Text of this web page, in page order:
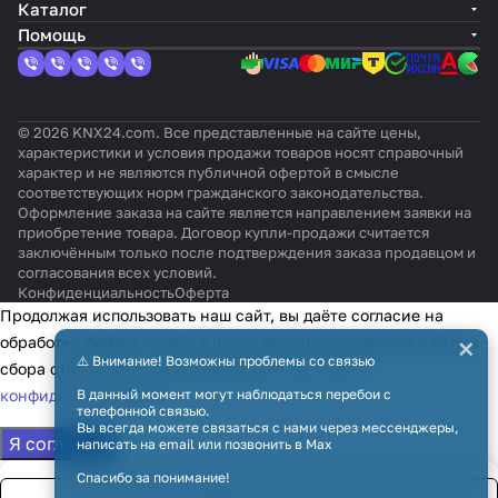
ый
FM
ь
нный 010
стал
ь
мпа
нь
Каталог
Помощь
© 2026 KNX24.com. Все представленные на сайте цены,
характеристики и условия продажи товаров носят справочный
характер и не являются публичной офертой в смысле
соответствующих норм гражданского законодательства.
Оформление заказа на сайте является направлением заявки на
приобретение товара. Договор купли-продажи считается
заключённым только после подтверждения заказа продавцом и
согласования всех условий.
КонфиденциальностьОферта
⚠️ Внимание! Возможны проблемы со связью
В данный момент могут наблюдаться перебои с
телефонной связью.
Вы всегда можете связаться с нами через мессенджеры,
написать на email или позвонить в Max
Спасибо за понимание!
×
Продолжая использовать наш сайт, вы даёте согласие на
обработку файлов cookie в целях функционирования сайта и
сбора статистики в соответствии сполитикой
конфиденциальности
Я согласен